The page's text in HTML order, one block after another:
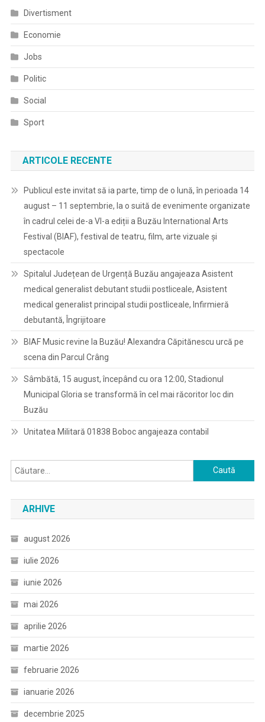
Divertisment
Economie
Jobs
Politic
Social
Sport
ARTICOLE RECENTE
Publicul este invitat să ia parte, timp de o lună, în perioada 14
august – 11 septembrie, la o suită de evenimente organizate
în cadrul celei de-a VI-a ediții a Buzău International Arts
Festival (BIAF), festival de teatru, film, arte vizuale și
spectacole
Spitalul Județean de Urgență Buzău angajeaza Asistent
medical generalist debutant studii postliceale, Asistent
medical generalist principal studii postliceale, Infirmieră
debutantă, Îngrijitoare
BIAF Music revine la Buzău! Alexandra Căpitănescu urcă pe
scena din Parcul Crâng
Sâmbătă, 15 august, începând cu ora 12:00, Stadionul
Municipal Gloria se transformă în cel mai răcoritor loc din
Buzău
Unitatea Militară 01838 Boboc angajeaza contabil
Caută
după:
ARHIVE
august 2026
iulie 2026
iunie 2026
mai 2026
aprilie 2026
martie 2026
februarie 2026
ianuarie 2026
decembrie 2025